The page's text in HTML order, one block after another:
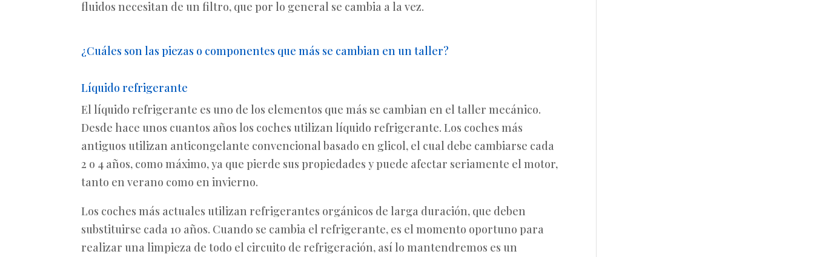
fluidos necesitan de un filtro, que por lo general se cambia a la vez.
¿Cuáles son las piezas o componentes que más se cambian en un taller?
Líquido refrigerante
El líquido refrigerante es uno de los elementos que más se cambian en el taller mecánico.
Desde hace unos cuantos años los coches utilizan líquido refrigerante. Los coches más
antiguos utilizan anticongelante convencional basado en glicol, el cual debe cambiarse cada
2 o 4 años, como máximo, ya que pierde sus propiedades y puede afectar seriamente el motor,
tanto en verano como en invierno.
Los coches más actuales utilizan refrigerantes orgánicos de larga duración, que deben
substituirse cada 10 años. Cuando se cambia el refrigerante, es el momento oportuno para
realizar una limpieza de todo el circuito de refrigeración, así lo mantendremos es un